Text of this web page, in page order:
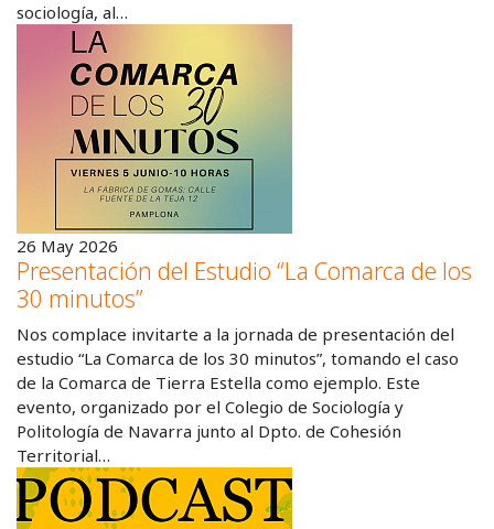
sociología, al…
26 May 2026
Presentación del Estudio “La Comarca de los
30 minutos”
Nos complace invitarte a la jornada de presentación del
estudio “La Comarca de los 30 minutos”, tomando el caso
de la Comarca de Tierra Estella como ejemplo. Este
evento, organizado por el Colegio de Sociología y
Politología de Navarra junto al Dpto. de Cohesión
Territorial…